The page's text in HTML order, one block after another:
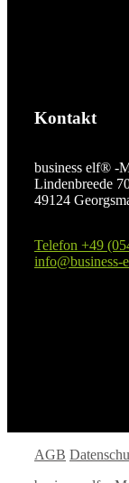
Kontakt
business elf® -
Lindenbreede
49124
Telefon +49
info@business-
AGB